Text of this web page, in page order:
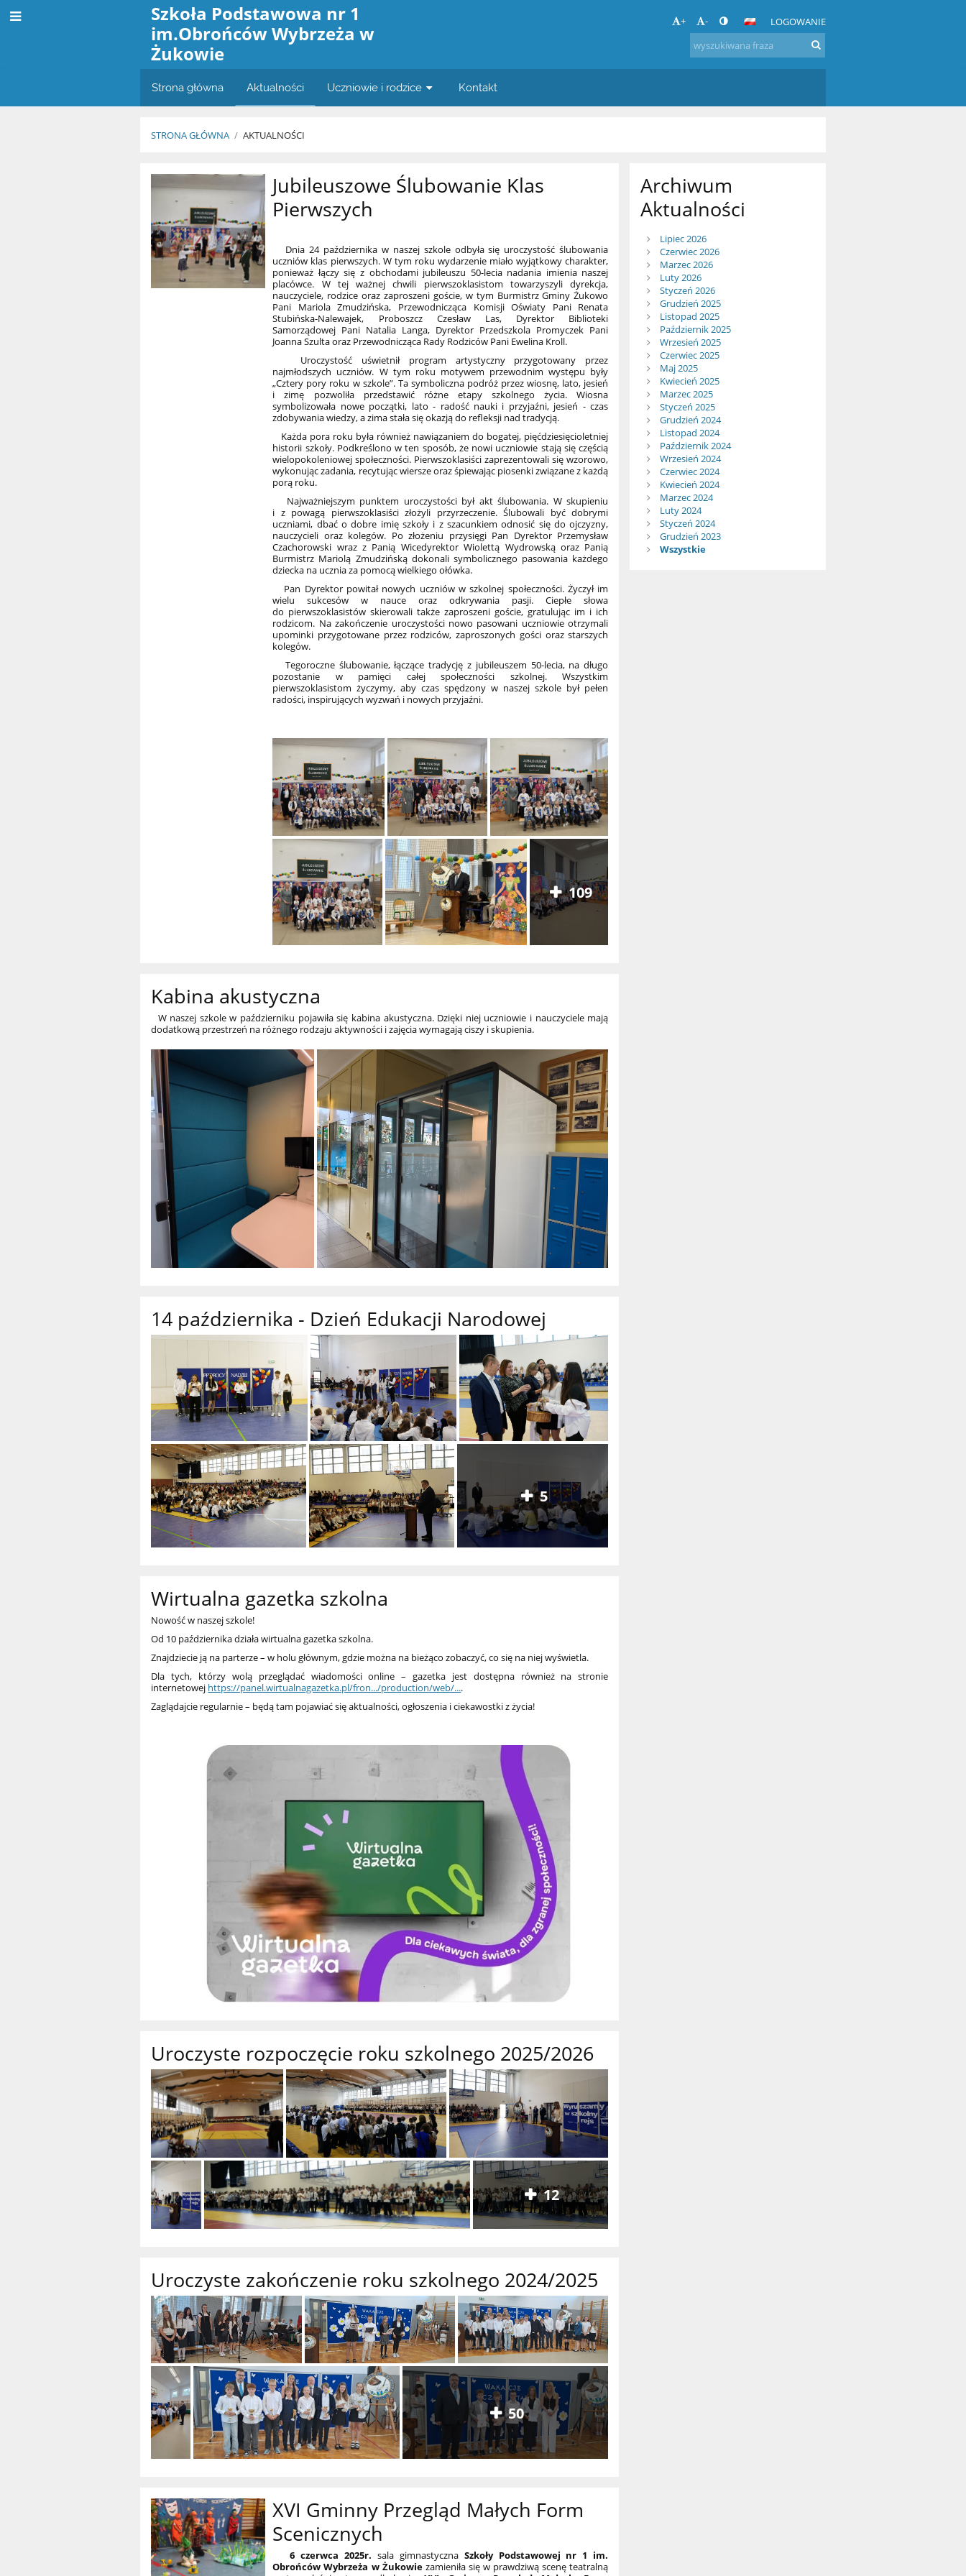
Szkoła Podstawowa nr 1
im.Obrońców Wybrzeża w
Żukowie
+ - LOGOWANIE
Strona główna Aktualności Uczniowie i rodzice Kontakt
STRONA GŁÓWNA / AKTUALNOŚCI
Aktualności
Jubileuszowe Ślubowanie Klas
Pierwszych
Dnia 24 października w naszej szkole odbyła się uroczystość ślubowania
uczniów klas pierwszych. W tym roku wydarzenie miało wyjątkowy charakter,
ponieważ łączy się z obchodami jubileuszu 50-lecia nadania imienia naszej
placówce. W tej ważnej chwili pierwszoklasistom towarzyszyli dyrekcja,
nauczyciele, rodzice oraz zaproszeni goście, w tym Burmistrz Gminy Żukowo
Pani Mariola Zmudzińska, Przewodnicząca Komisji Oświaty Pani Renata
Stubińska-Nalewajek, Proboszcz Czesław Las, Dyrektor Biblioteki
Samorządowej Pani Natalia Langa, Dyrektor Przedszkola Promyczek Pani
Joanna Szulta oraz Przewodnicząca Rady Rodziców Pani Ewelina Kroll.
Uroczystość uświetnił program artystyczny przygotowany przez
najmłodszych uczniów. W tym roku motywem przewodnim występu były
„Cztery pory roku w szkole”. Ta symboliczna podróż przez wiosnę, lato, jesień
i zimę pozwoliła przedstawić różne etapy szkolnego życia. Wiosna
symbolizowała nowe początki, lato - radość nauki i przyjaźni, jesień - czas
zdobywania wiedzy, a zima stała się okazją do refleksji nad tradycją.
Każda pora roku była również nawiązaniem do bogatej, pięćdziesięcioletniej
historii szkoły. Podkreślono w ten sposób, że nowi uczniowie stają się częścią
wielopokoleniowej społeczności. Pierwszoklasiści zaprezentowali się wzorowo,
wykonując zadania, recytując wiersze oraz śpiewając piosenki związane z każdą
porą roku.
Najważniejszym punktem uroczystości był akt ślubowania. W skupieniu
i z powagą pierwszoklasiści złożyli przyrzeczenie. Ślubowali być dobrymi
uczniami, dbać o dobre imię szkoły i z szacunkiem odnosić się do ojczyzny,
nauczycieli oraz kolegów. Po złożeniu przysięgi Pan Dyrektor Przemysław
Czachorowski wraz z Panią Wicedyrektor Wiolettą Wydrowską oraz Panią
Burmistrz Mariolą Zmudzińską dokonali symbolicznego pasowania każdego
dziecka na ucznia za pomocą wielkiego ołówka.
Pan Dyrektor powitał nowych uczniów w szkolnej społeczności. Życzył im
wielu sukcesów w nauce oraz odkrywania pasji. Ciepłe słowa
do pierwszoklasistów skierowali także zaproszeni goście, gratulując im i ich
rodzicom. Na zakończenie uroczystości nowo pasowani uczniowie otrzymali
upominki przygotowane przez rodziców, zaproszonych gości oraz starszych
kolegów.
Tegoroczne ślubowanie, łączące tradycję z jubileuszem 50-lecia, na długo
pozostanie w pamięci całej społeczności szkolnej. Wszystkim
pierwszoklasistom życzymy, aby czas spędzony w naszej szkole był pełen
radości, inspirujących wyzwań i nowych przyjaźni.
109
Kabina akustyczna
W naszej szkole w październiku pojawiła się kabina akustyczna. Dzięki niej uczniowie i nauczyciele mają
dodatkową przestrzeń na różnego rodzaju aktywności i zajęcia wymagają ciszy i skupienia.
14 października - Dzień Edukacji Narodowej
5
Wirtualna gazetka szkolna
Nowość w naszej szkole!
Od 10 października działa wirtualna gazetka szkolna.
Znajdziecie ją na parterze – w holu głównym, gdzie można na bieżąco zobaczyć, co się na niej wyświetla.
Dla tych, którzy wolą przeglądać wiadomości online – gazetka jest dostępna również na stronie
internetowej https://panel.wirtualnagazetka.pl/fron.../production/web/....
Zaglądajcie regularnie – będą tam pojawiać się aktualności, ogłoszenia i ciekawostki z życia!
Uroczyste rozpoczęcie roku szkolnego 2025/2026
12
Uroczyste zakończenie roku szkolnego 2024/2025
50
XVI Gminny Przegląd Małych Form
Scenicznych
6 czerwca 2025r. sala gimnastyczna Szkoły Podstawowej nr 1 im.
Obrońców Wybrzeża w Żukowiezamieniła się w prawdziwą scenę teatralną
Archiwum
Aktualności
Lipiec 2026
Czerwiec 2026
Marzec 2026
Luty 2026
Styczeń 2026
Grudzień 2025
Listopad 2025
Październik 2025
Wrzesień 2025
Czerwiec 2025
Maj 2025
Kwiecień 2025
Marzec 2025
Styczeń 2025
Grudzień 2024
Listopad 2024
Październik 2024
Wrzesień 2024
Czerwiec 2024
Kwiecień 2024
Marzec 2024
Luty 2024
Styczeń 2024
Grudzień 2023
Wszystkie